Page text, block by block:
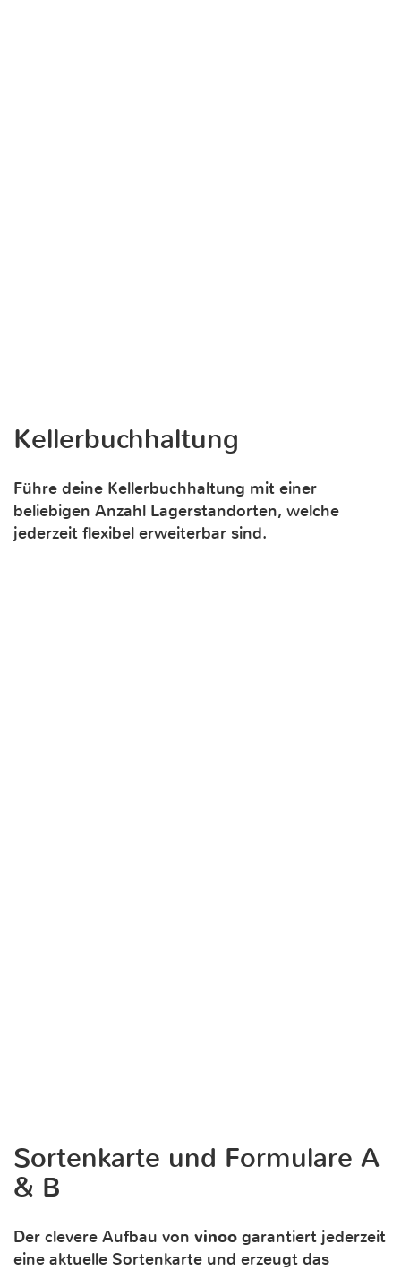
Kellerbuchhaltung
Führe deine Kellerbuchhaltung mit einer
beliebigen Anzahl Lagerstandorten, welche
jederzeit flexibel erweiterbar sind.
Sortenkarte und Formulare A
& B
Der clevere Aufbau von vinoo garantiert jederzeit
eine aktuelle Sortenkarte und erzeugt das